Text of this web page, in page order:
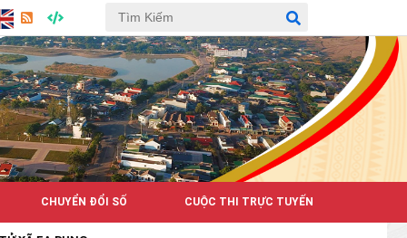
CHUYỂN ĐỔI SỐ CUỘC THI TRỰC TUYẾN